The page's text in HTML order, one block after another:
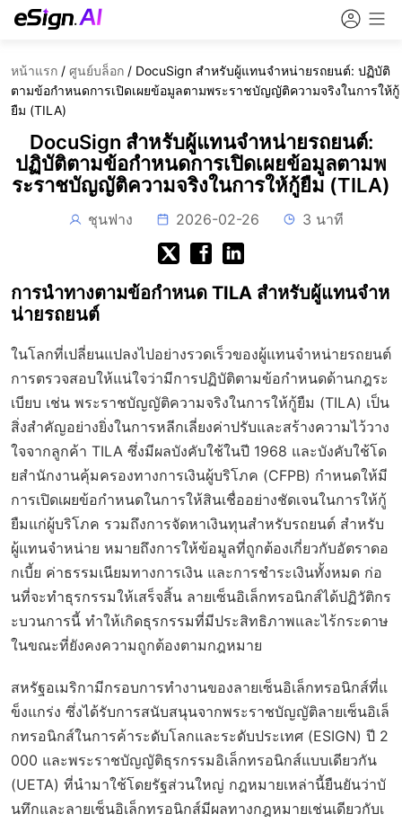
หน้าแรก / ศูนย์บล็อก / DocuSign สำหรับผู้แทนจำหน่ายรถยนต์: ปฏิบัติ
ตามข้อกำหนดการเปิดเผยข้อมูลตามพระราชบัญญัติความจริงในการให้กู้
ยืม (TILA)
DocuSign สำหรับผู้แทนจำหน่ายรถยนต์:
ปฏิบัติตามข้อกำหนดการเปิดเผยข้อมูลตามพ
ระราชบัญญัติความจริงในการให้กู้ยืม (TILA)
ชุนฟาง 2026-02-26 3 นาที
การนำทางตามข้อกำหนด TILA สำหรับผู้แทนจำห
น่ายรถยนต์
ในโลกที่เปลี่ยนแปลงไปอย่างรวดเร็วของผู้แทนจำหน่ายรถยนต์
การตรวจสอบให้แน่ใจว่ามีการปฏิบัติตามข้อกำหนดด้านกฎระ
เบียบ เช่น พระราชบัญญัติความจริงในการให้กู้ยืม (TILA) เป็น
สิ่งสำคัญอย่างยิ่งในการหลีกเลี่ยงค่าปรับและสร้างความไว้วาง
ใจจากลูกค้า TILA ซึ่งมีผลบังคับใช้ในปี 1968 และบังคับใช้โด
ยสำนักงานคุ้มครองทางการเงินผู้บริโภค (CFPB) กำหนดให้มี
การเปิดเผยข้อกำหนดในการให้สินเชื่ออย่างชัดเจนในการให้กู้
ยืมแก่ผู้บริโภค รวมถึงการจัดหาเงินทุนสำหรับรถยนต์ สำหรับ
ผู้แทนจำหน่าย หมายถึงการให้ข้อมูลที่ถูกต้องเกี่ยวกับอัตราดอ
กเบี้ย ค่าธรรมเนียมทางการเงิน และการชำระเงินทั้งหมด ก่อ
นที่จะทำธุรกรรมให้เสร็จสิ้น ลายเซ็นอิเล็กทรอนิกส์ได้ปฏิวัติกร
ะบวนการนี้ ทำให้เกิดธุรกรรมที่มีประสิทธิภาพและไร้กระดาษ
ในขณะที่ยังคงความถูกต้องตามกฎหมาย
สหรัฐอเมริกามีกรอบการทำงานของลายเซ็นอิเล็กทรอนิกส์ที่แ
ข็งแกร่ง ซึ่งได้รับการสนับสนุนจากพระราชบัญญัติลายเซ็นอิเล็
กทรอนิกส์ในการค้าระดับโลกและระดับประเทศ (ESIGN) ปี 2
000 และพระราชบัญญัติธุรกรรมอิเล็กทรอนิกส์แบบเดียวกัน
(UETA) ที่นำมาใช้โดยรัฐส่วนใหญ่ กฎหมายเหล่านี้ยืนยันว่าบั
นทึกและลายเซ็นอิเล็กทรอนิกส์มีผลทางกฎหมายเช่นเดียวกับเ